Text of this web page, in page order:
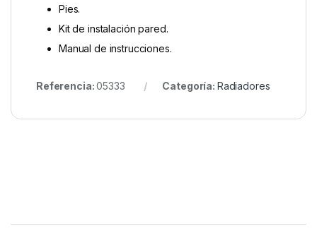
Pies.
Kit de instalación pared.
Manual de instrucciones.
Referencia:05333 Categoría: Radiadores